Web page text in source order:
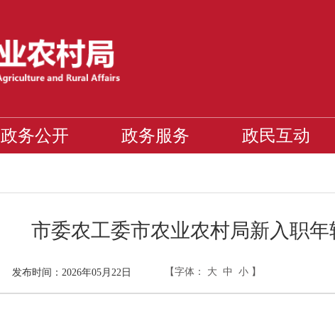
政务公开 政务服务 政民互动
市委农工委市农业农村局新入职
发布时间：2026年05月22日 【字体： 大 中 小 】